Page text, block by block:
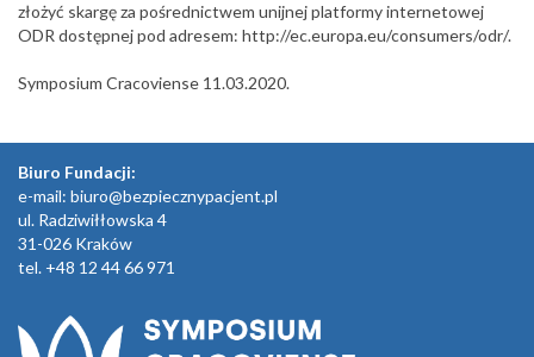
złożyć skargę za pośrednictwem unijnej platformy internetowej
ODR dostępnej pod adresem: http://ec.europa.eu/consumers/odr/.
Symposium Cracoviense 11.03.2020.
Biuro Fundacji:
e-mail: biuro@bezpiecznypacjent.pl
ul. Radziwiłłowska 4
31-026 Kraków
tel. +48 12 44 66 971